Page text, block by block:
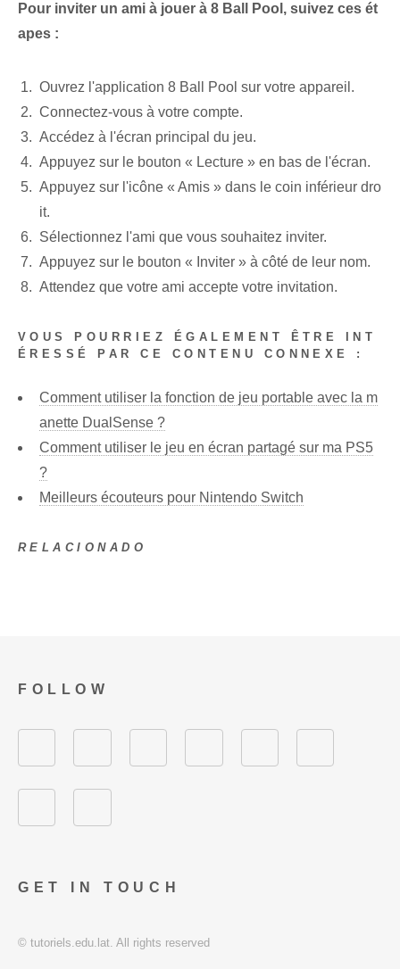
Pour inviter un ami à jouer à 8 Ball Pool, suivez ces ét
apes :
Ouvrez l'application 8 Ball Pool sur votre appareil.
Connectez-vous à votre compte.
Accédez à l'écran principal du jeu.
Appuyez sur le bouton « Lecture » ​​en bas de l'écran.
Appuyez sur l'icône « Amis » dans le coin inférieur dro
it.
Sélectionnez l'ami que vous souhaitez inviter.
Appuyez sur le bouton « Inviter » à côté de leur nom.
Attendez que votre ami accepte votre invitation.
VOUS POURRIEZ ÉGALEMENT ÊTRE INT
ÉRESSÉ PAR CE CONTENU CONNEXE :
Comment utiliser la fonction de jeu portable avec la m
anette DualSense ?
Comment utiliser le jeu en écran partagé sur ma PS5
?
Meilleurs écouteurs pour Nintendo Switch
RELACIONADO
GET IN TOUCH
FOLLOW
© tutoriels.edu.lat. All rights reserved